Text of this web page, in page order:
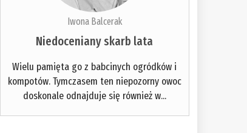
Iwona Balcerak
Niedoceniany skarb lata
Wielu pamięta go z babcinych ogródków i
kompotów. Tymczasem ten niepozorny owoc
doskonale odnajduje się również w...